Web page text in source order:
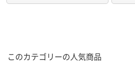
このカテゴリーの人気商品